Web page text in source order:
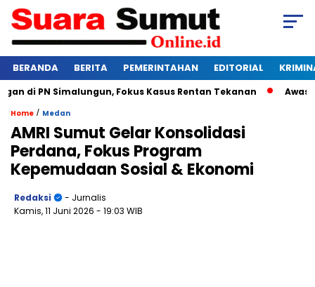
BERANDA BERITA PEMERINTAHAN EDITORIAL
PN Simalungun, Fokus Kasus Rentan Tekanan Awas
Home / Medan
AMRI Sumut Gelar Konsolidasi
Perdana, Fokus Program
Kepemudaan Sosial & Ekonomi
Redaksi
- Jurnalis
Kamis, 11 Juni 2026 - 19:03 WIB